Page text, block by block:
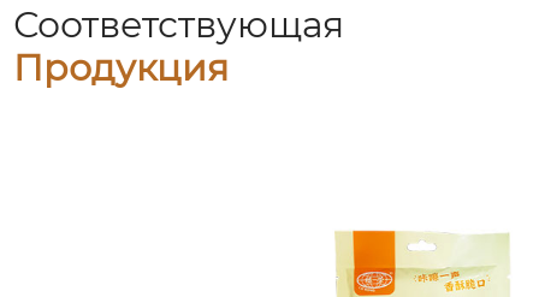
Соответствующая
Продукция